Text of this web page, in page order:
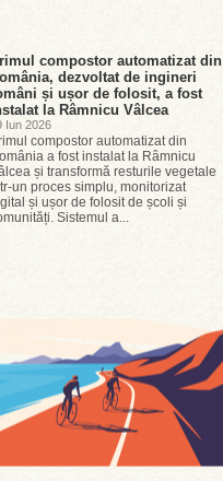
compostor automatizat din
dezvoltat de ingineri
și ușor de folosit, a fost
la Râmnicu Vâlcea
Iun 2026
compostor automatizat din
a fost instalat la Râmnicu
și transformă resturile vegetale
un proces simplu, monitorizat
și ușor de folosit de școli și
Sistemul a...